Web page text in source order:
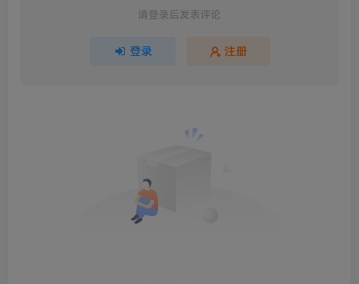
请登录后发表评论
登录 注册